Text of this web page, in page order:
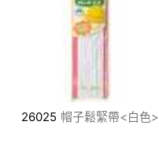
26025 帽子鬆緊帶<白色>